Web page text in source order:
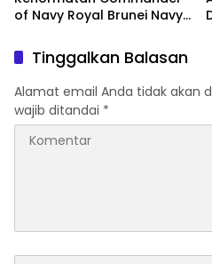
of Navy Royal Brunei Navy
Tinggalkan Balasan
Alamat email Anda tidak akan
wajib ditandai *